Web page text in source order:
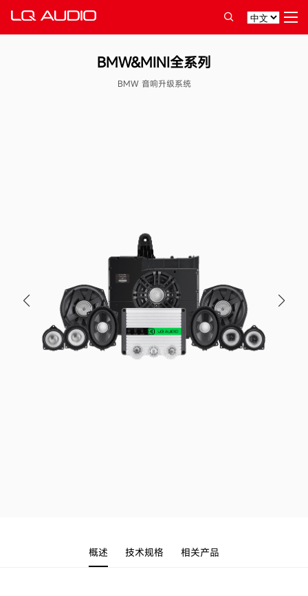
BMW&MINI全系列
BMW 音响升级系统
概述 技术规格 相关产品